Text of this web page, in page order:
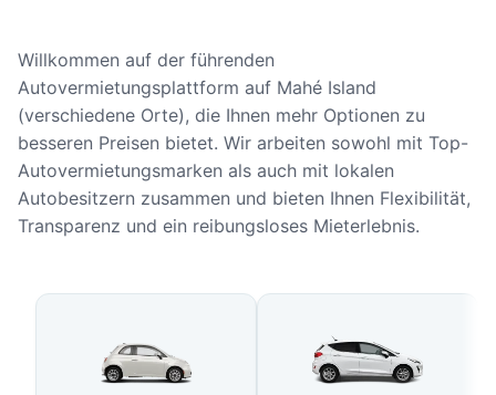
Willkommen auf der führenden
Autovermietungsplattform auf Mahé Island
(verschiedene Orte), die Ihnen mehr Optionen zu
besseren Preisen bietet. Wir arbeiten sowohl mit Top-
Autovermietungsmarken als auch mit lokalen
Autobesitzern zusammen und bieten Ihnen Flexibilität,
Transparenz und ein reibungsloses Mieterlebnis.
Verfügbare Fahrzeugtypen